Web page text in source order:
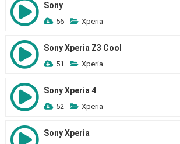
Sony
56 Xperia
Sony Xperia Z3 Cool
51 Xperia
Sony Xperia 4
52 Xperia
Sony Xperia